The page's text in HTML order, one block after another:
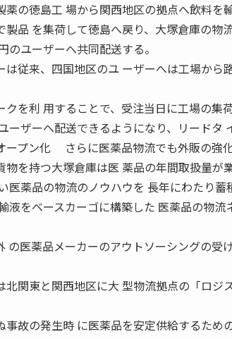
薬の徳島工 場から関西地区の拠点へ飲料を
製品 を集荷して徳島へ戻り、大塚倉庫の物
のユーザーへ共同配送する。
従来、四国地区のユ ーザーへは工場から
クを利 用することで、受注当日に工場の集
ーザーへ配送できるようになり、リードタ
ープン化 さらに医薬品物流でも外販の強化
を持つ大塚倉庫は医 薬品の年間取扱量が
医薬品の物流のノウハウを 長年にわたり蓄
液をベースカーゴに構築した 医薬品の物
の医薬品メーカーのアウトソーシングの受
関東と関西地区に大 型物流拠点の「ロジ
事故の発生時 に医薬品を安定供給するため